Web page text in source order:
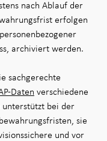
nach Ablauf der
erfolgen
archiviert werden.
sachgerechte
Daten verschiedene
unterstützt bei der
sie
und vor